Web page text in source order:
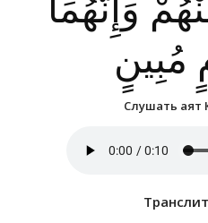
وَإِنَّهُمَا
مُبِينٍ
Слушать аят